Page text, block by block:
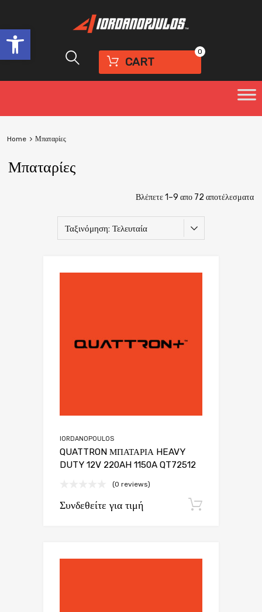
Ανοίξτε τη γραμμή εργαλείων
CART
0
Home Μπαταρίες
Μπαταρίες
Βλέπετε 1–9 απο 72 αποτέλεσματα
IORDANOPOULOS
QUATTRON ΜΠΑΤΑΡΙΑ HEAVY
DUTY 12V 220AH 1150A QT72512
(0 reviews)
Συνδεθείτε για τιμή